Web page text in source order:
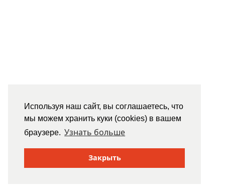
Используя наш сайт, вы соглашаетесь, что
мы можем хранить куки (cookies) в вашем
браузере. Узнать больше
Закрыть